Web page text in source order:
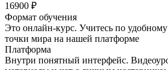
16900 ₽
Формат обучения
Это онлайн-курс. Учитесь по
точки мира на нашей платформе
Платформа
Внутри понятный интерфейс.